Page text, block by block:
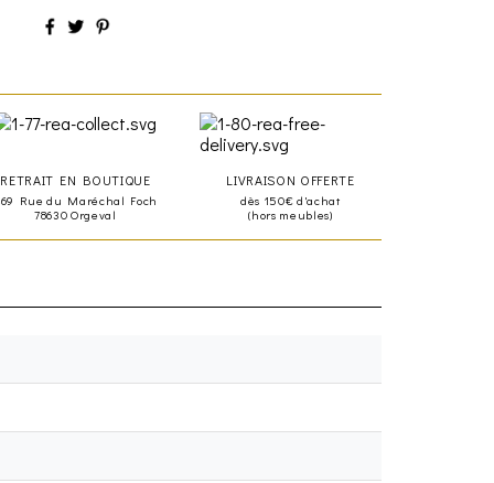
RETRAIT EN BOUTIQUE
Rue du Maréchal Foch
78630 Orgeval
LIVRAISON OFFERTE
dès 150€ d'achat
(hors meubles)